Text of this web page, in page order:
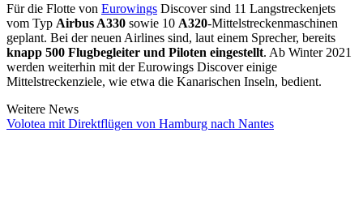
Für die Flotte von Eurowings Discover sind 11 Langstreckenjets
vom Typ Airbus A330 sowie 10 A320-Mittelstreckenmaschinen
geplant. Bei der neuen Airlines sind, laut einem Sprecher, bereits
knapp 500 Flugbegleiter und Piloten eingestellt. Ab Winter 2021
werden weiterhin mit der Eurowings Discover einige
Mittelstreckenziele, wie etwa die Kanarischen Inseln, bedient.
Weitere News
Volotea mit Direktflügen von Hamburg nach Nantes